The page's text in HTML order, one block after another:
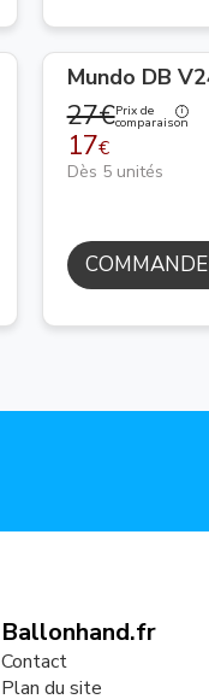
Mundo DB
27€Prix de
comparaison
17€
Dès 5 unités
Ballonhand.fr
Contact
Plan du site